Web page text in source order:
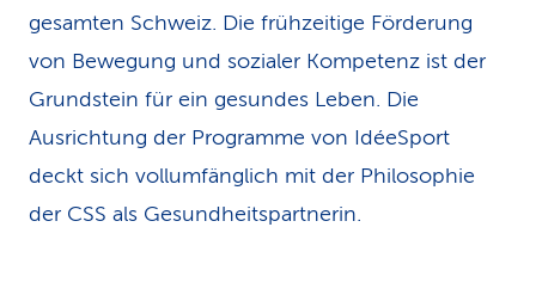
gesamten Schweiz. Die frühzeitige Förderung
von Bewegung und sozialer Kompetenz ist der
Grundstein für ein gesundes Leben. Die
Ausrichtung der Programme von IdéeSport
deckt sich vollumfänglich mit der Philosophie
der CSS als Gesundheitspartnerin.